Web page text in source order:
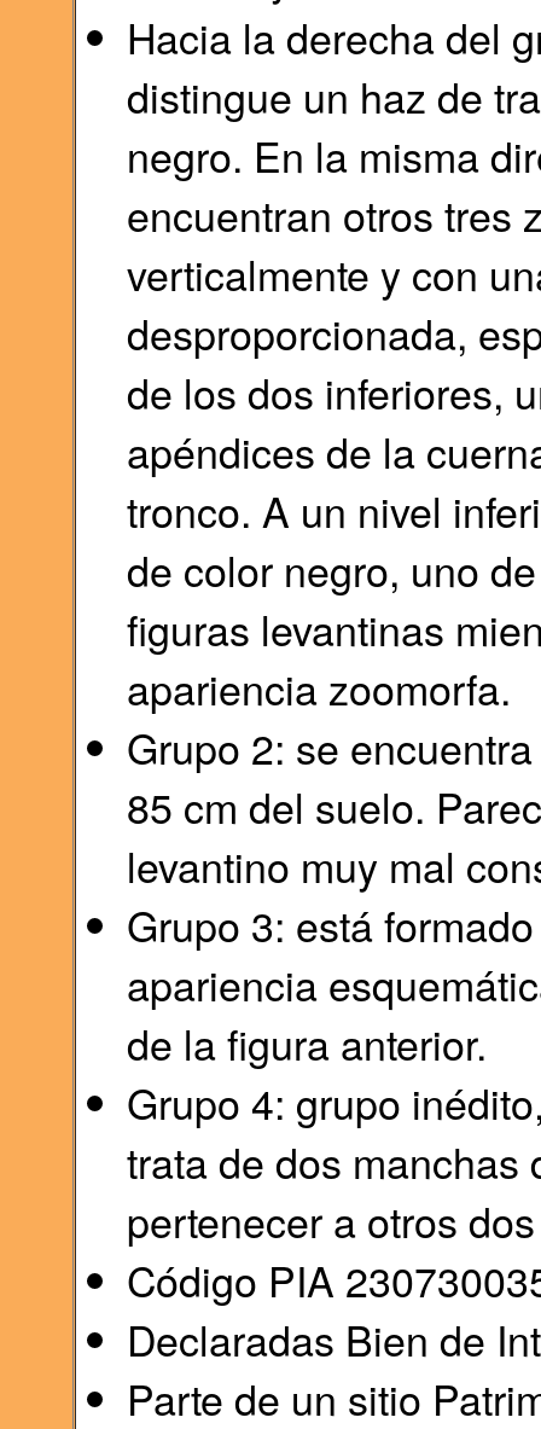
Hacia la derecha del
distingue un haz de
negro. En la misma
encuentran otros tres
verticalmente y con
desproporcionada,
de los dos inferiores,
apéndices de la
tronco. A un nivel
de color negro, uno
figuras levantinas
apariencia zoomorfa.
Grupo 2: se
85 cm del suelo.
levantino muy mal
Grupo 3: está
apariencia
de la figura anterior.
Grupo 4: grupo
trata de dos manchas
pertenecer a otros
Código PIA
Declaradas Bien de
Parte de un sitio